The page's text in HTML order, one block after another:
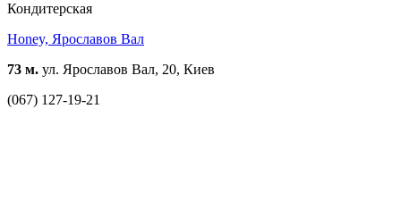
Кондитерская
Honey, Ярославов Вал
73 м. ул. Ярославов Вал, 20, Киев
(067) 127-19-21